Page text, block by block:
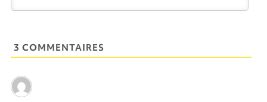
3 COMMENTAIRES